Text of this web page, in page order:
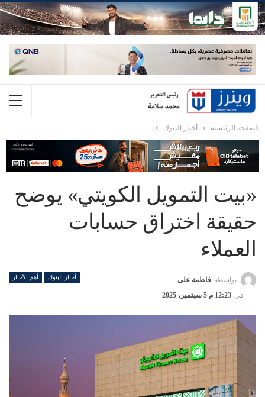
الصفحة الرئيسية أخبار البنوك
«بيت التمويل الكويتي» يوضح
حقيقة اختراق حسابات
العملاء
أخبار البنوك أهم الأخبار بواسطة فاطمة على
في 12:23 م 5 سبتمبر، 2025